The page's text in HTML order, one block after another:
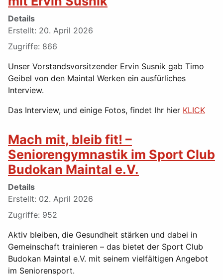
Details
Erstellt: 20. April 2026
Zugriffe: 866
Unser Vorstandsvorsitzender Ervin Susnik gab Timo
Geibel von den Maintal Werken ein ausfürliches
Interview.
Das Interview, und einige Fotos, findet Ihr hier KLICK
Mach mit, bleib fit! –
Seniorengymnastik im Sport Club
Budokan Maintal e.V.
Details
Erstellt: 02. April 2026
Zugriffe: 952
Aktiv bleiben, die Gesundheit stärken und dabei in
Gemeinschaft trainieren – das bietet der Sport Club
Budokan Maintal e.V. mit seinem vielfältigen Angebot
im Seniorensport.